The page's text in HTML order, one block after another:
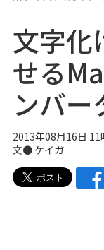
文字化
せる
ンバー
2013年08月16日 11
文● ケイガ